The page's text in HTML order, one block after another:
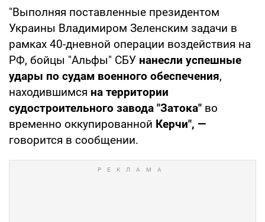
"Выполняя поставленные президентом
Украины Владимиром Зеленским задачи в
рамках 40-дневной операции воздействия на
РФ, бойцы "Альфы" СБУ нанесли успешные
удары по судам военного обеспечения,
находившимся на территории
судостроительного завода "Затока" во
временно оккупированной Керчи", —
говорится в сообщении.